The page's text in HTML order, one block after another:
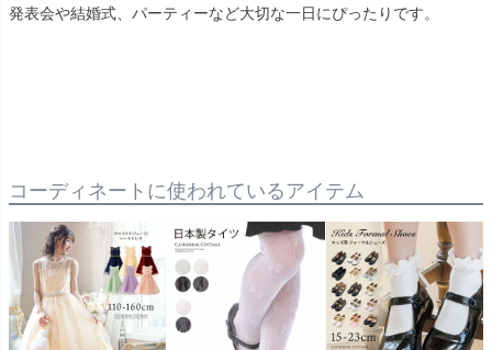
発表会や結婚式、パーティーなど大切な一日にぴったりです。
コーディネートに使われているアイテム